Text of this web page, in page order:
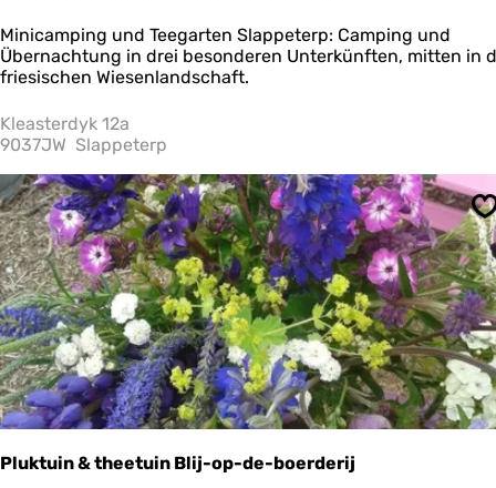
n
t
S
e
a
s
&
B
u
r
g
e
r
s
-
O
o
h
M
i
n
c
a
p
i
n
g
u
n
d
T
e
e
g
a
r
t
e
Minicamping und Teegarten Slappeterp: Camping und
Übernachtung in drei besonderen Unterkünften, mitten in
friesischen Wiesenlandschaft.
Kleasterdyk 12a
9037JW Slappeterp
Pluktuin & theetuin Blij-op-de-boerderij